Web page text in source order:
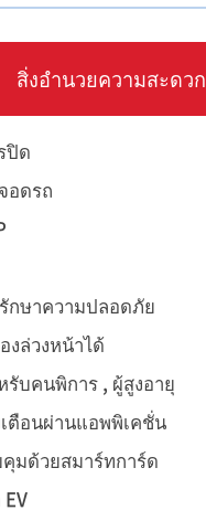
สิ่งอำนวยความสะดวก
ปิด
อดรถ
กษาความปลอดภัย
งล่วงหน้าได้
รับคนพิการ , ผู้สูงอายุ
ตือนผ่านแอพพิเคชั่น
มด้วยสมาร์ทการ์ด